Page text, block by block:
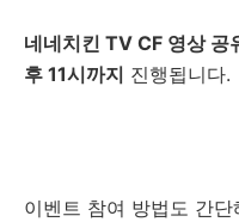
네네치킨 TV CF 영상 공
후 11시까지 진행됩니다.
이벤트 참여 방법도 간